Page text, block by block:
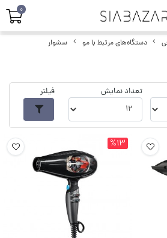
دستگاه‌های مرتبط با مو سشوار
تعداد نمایش فیلتر
%13
0